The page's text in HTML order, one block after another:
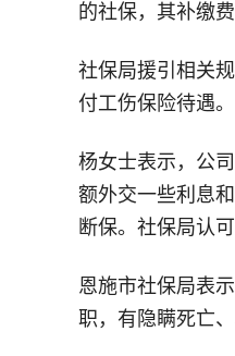
的社保，其补缴
社保局援引相关
付工伤保险待遇。
杨女士表示，公
额外交一些利息
断保。社保局认
恩施市社保局表
职，有隐瞒死亡